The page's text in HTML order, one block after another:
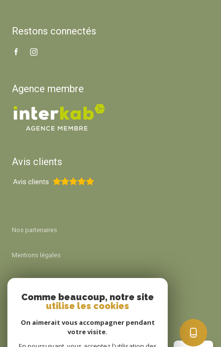
Restons connectés
Agence membre
Avis clients
Nos partenaires
Mentions légales
Admin
Nos honoraires
Comme beaucoup, notre site
utilise les cookies
On aimerait vous accompagner pendant
votre visite.